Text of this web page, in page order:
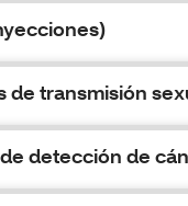
de transmisión
detección de